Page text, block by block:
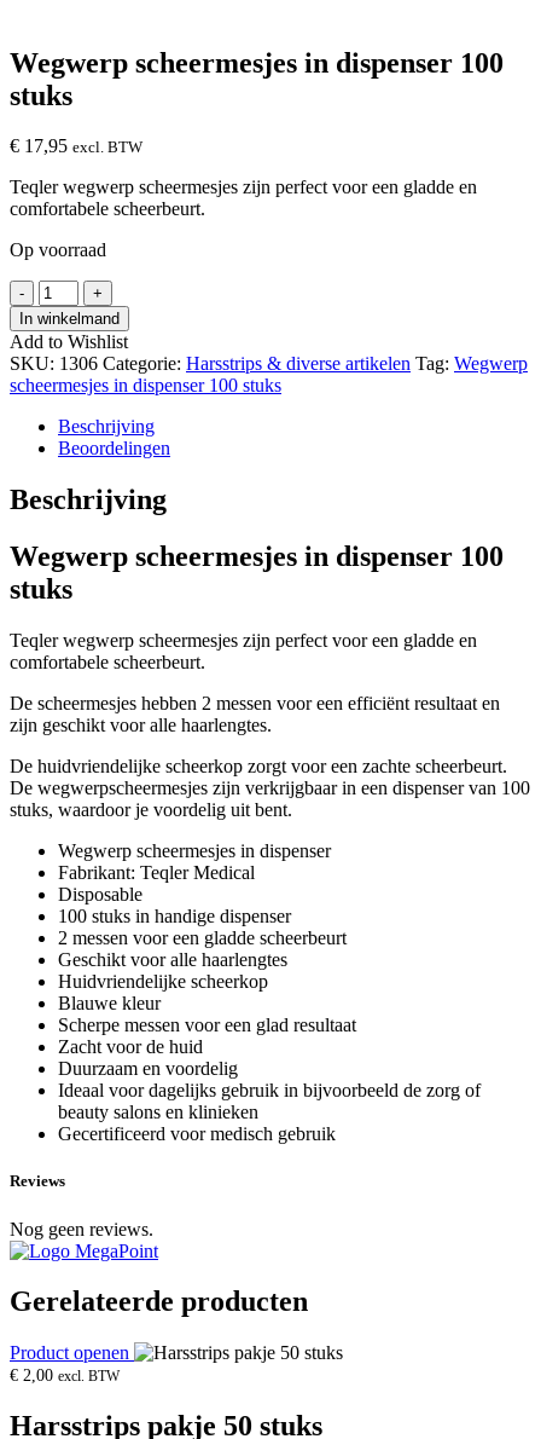
Wegwerp scheermesjes in dispenser 100
stuks
€ 17,95 excl. BTW
Teqler wegwerp scheermesjes zijn perfect voor een gladde en
comfortabele scheerbeurt.
Op voorraad
-
Wegwerp
scheermesjes
in
dispenser
100
stuks
hoeveelheid
+
In winkelmand
Add to Wishlist
SKU: 1306 Categorie: Harsstrips & diverse artikelen Tag: Wegwerp
scheermesjes in dispenser 100 stuks
Beschrijving
Beoordelingen
Beschrijving
Wegwerp scheermesjes in dispenser 100
stuks
Teqler wegwerp scheermesjes zijn perfect voor een gladde en
comfortabele scheerbeurt.
De scheermesjes hebben 2 messen voor een efficiënt resultaat en
zijn geschikt voor alle haarlengtes.
De huidvriendelijke scheerkop zorgt voor een zachte scheerbeurt.
De wegwerpscheermesjes zijn verkrijgbaar in een dispenser van 100
stuks, waardoor je voordelig uit bent.
Wegwerp scheermesjes in dispenser
Fabrikant: Teqler Medical
Disposable
100 stuks in handige dispenser
2 messen voor een gladde scheerbeurt
Geschikt voor alle haarlengtes
Huidvriendelijke scheerkop
Blauwe kleur
Scherpe messen voor een glad resultaat
Zacht voor de huid
Duurzaam en voordelig
Ideaal voor dagelijks gebruik in bijvoorbeeld de zorg of
beauty salons en klinieken
Gecertificeerd voor medisch gebruik
Reviews
Nog geen reviews.
Gerelateerde producten
Product openen
€ 2,00 excl. BTW
Harsstrips pakje 50 stuks